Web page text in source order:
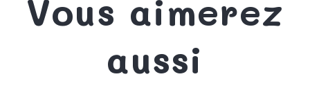
Vous aimerez
aussi